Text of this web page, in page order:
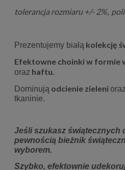
tolerancja rozmiaru +/- 2%,
Prezentujemy białą kolekcję
Efektowne choinki w formie
oraz haftu.
Dominują odcienie zieleni oraz
tkaninie.
Jeśli szukasz świątecznych
pewnością bieżnik
wyborem.
Szybko, efektownie